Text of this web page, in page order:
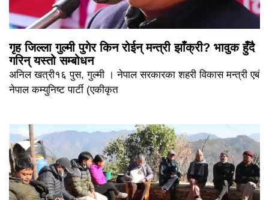
गृह जिल्ला गुल्मी पुगेर किन रोईन् मन्त्री झाँक्री? भावुक हुँदै
गरिन् यस्तो सम्बोधन
अनिल खत्री१६ पुस, गुल्मी । नेपाल सरकारका शहरी विकास मन्त्री एबं
नेपाल कम्युनिष्ट पार्टी (एकीकृत